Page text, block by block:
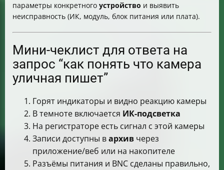
параметры конкретного устройство и выявить
неисправность (ИК, модуль, блок питания или плата).
Мини-чеклист для ответа на
запрос “как понять что камера
уличная пишет”
Горят индикаторы и видно реакцию камеры
В темноте включается ИК-подсветка
На регистраторе есть сигнал с этой камеры
Записи доступны вархив через
приложение/веб или на накопителе
Разъёмы питания и BNC сделаны правильно,